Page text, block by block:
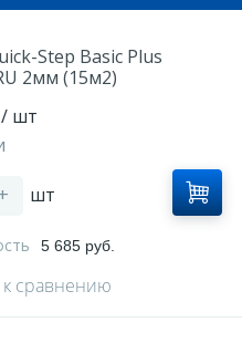
Step Basic Plus
2мм (15м2)
/ шт
+ шт
5 685 руб.
сравнению